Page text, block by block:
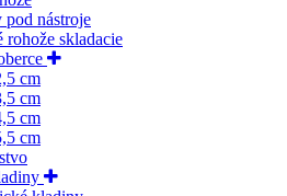
pod nástroje
rohože skladacie
cm
cm
cm
cm